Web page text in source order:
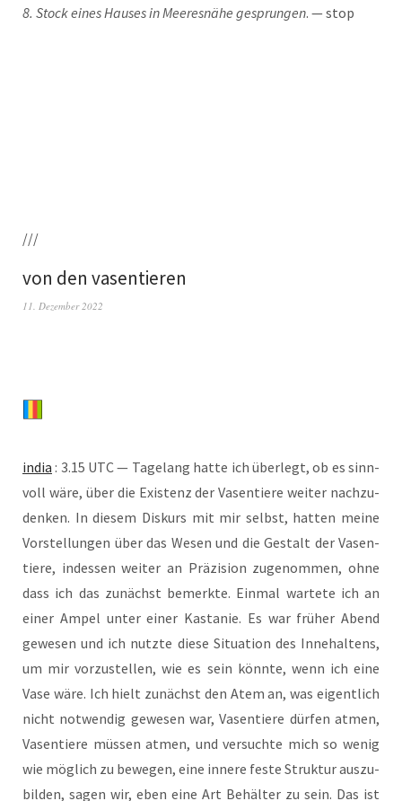
8. Stock eines Hau­ses in Mee­res­nä­he gesprun­gen. — stop
///
von den vasentieren
11. Dezember 2022
india : 3.15 UTC — Tage­lang hat­te ich über­legt, ob es sinn­
voll wäre, über die Exis­tenz der Vasen­tie­re wei­ter nach­zu­
den­ken. In die­sem Dis­kurs mit mir selbst, hat­ten mei­ne
Vor­stel­lun­gen über das Wesen und die Gestalt der Vasen­
tie­re, indes­sen wei­ter an Prä­zi­si­on zuge­nom­men, ohne
dass ich das zunächst bemerk­te. Ein­mal war­te­te ich an
einer Ampel unter einer Kas­ta­nie. Es war frü­her Abend
gewe­sen und ich nutz­te die­se Situa­ti­on des Inne­hal­tens,
um mir vor­zu­stel­len, wie es sein könn­te, wenn ich eine
Vase wäre. Ich hielt zunächst den Atem an, was eigent­lich
nicht not­wen­dig gewe­sen war, Vasen­tie­re dür­fen atmen,
Vasen­tie­re müs­sen atmen, und ver­such­te mich so wenig
wie mög­lich zu bewe­gen, eine inne­re fes­te Struk­tur aus­zu­
bil­den, sagen wir, eben eine Art Behäl­ter zu sein. Das ist